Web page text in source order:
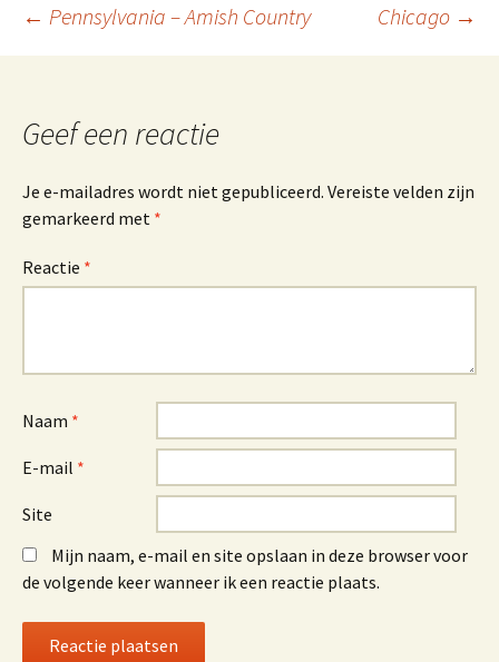
Berichtnavigatie
← Pennsylvania – Amish Country Chicago →
Geef een reactie
Je e-mailadres wordt niet gepubliceerd. Vereiste velden zijn
gemarkeerd met *
Reactie *
Naam *
E-mail *
Site
Mijn naam, e-mail en site opslaan in deze browser voor
de volgende keer wanneer ik een reactie plaats.